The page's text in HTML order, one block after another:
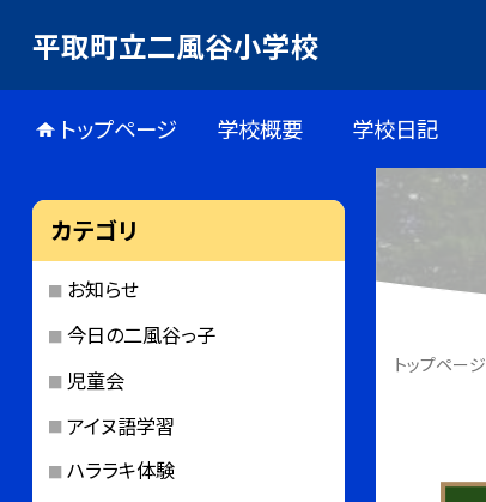
平取町立二風谷小学校
トップページ 学校概要 学校日記
トップページ
カテゴリ
お知らせ
今日の二風谷っ子
児童会
アイヌ語学習
ハララキ体験